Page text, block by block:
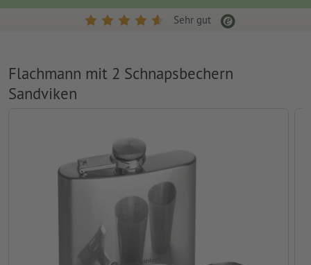
Sehr gut
Flachmann mit 2 Schnapsbechern
Sandviken